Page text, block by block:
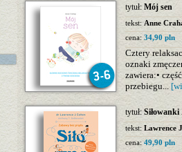
tytuł: Mój sen
tekst: Anne
cena: 34,90 pln
Cztery
oznaki
zawiera:•
przebiegu...
tytuł:
tekst: Lawrence
cena: 49,90 pln